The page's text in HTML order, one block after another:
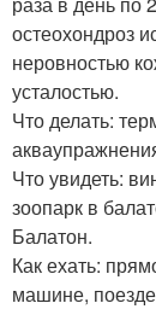
остеохондроз
неровностью
усталостью.
Что делать:
Что увидеть:
зоопарк в
Балатон.
Как ехать:
машине,